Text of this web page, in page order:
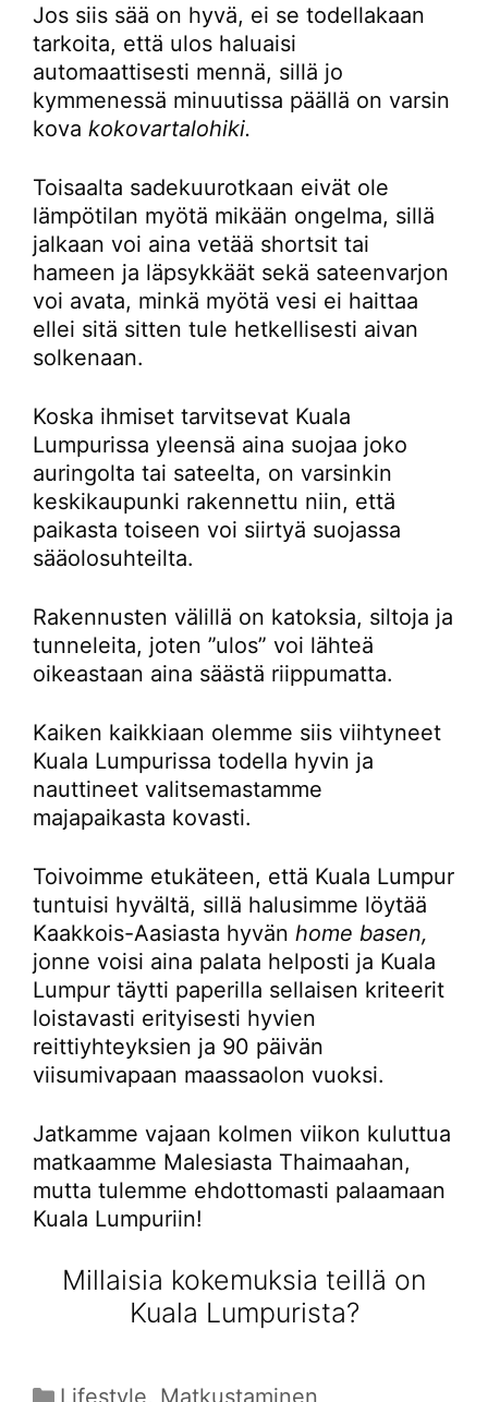
Jos siis sää on hyvä, ei se todellakaan
tarkoita, että ulos haluaisi
automaattisesti mennä, sillä jo
kymmenessä minuutissa päällä on varsin
kova kokovartalohiki.
Toisaalta sadekuurotkaan eivät ole
lämpötilan myötä mikään ongelma, sillä
jalkaan voi aina vetää shortsit tai
hameen ja läpsykkäät sekä sateenvarjon
voi avata, minkä myötä vesi ei haittaa
ellei sitä sitten tule hetkellisesti aivan
solkenaan.
Koska ihmiset tarvitsevat Kuala
Lumpurissa yleensä aina suojaa joko
auringolta tai sateelta, on varsinkin
keskikaupunki rakennettu niin, että
paikasta toiseen voi siirtyä suojassa
sääolosuhteilta.
Rakennusten välillä on katoksia, siltoja ja
tunneleita, joten ”ulos” voi lähteä
oikeastaan aina säästä riippumatta.
Kaiken kaikkiaan olemme siis viihtyneet
Kuala Lumpurissa todella hyvin ja
nauttineet valitsemastamme
majapaikasta kovasti.
Toivoimme etukäteen, että Kuala Lumpur
tuntuisi hyvältä, sillä halusimme löytää
Kaakkois-Aasiasta hyvän home basen,
jonne voisi aina palata helposti ja Kuala
Lumpur täytti paperilla sellaisen kriteerit
loistavasti erityisesti hyvien
reittiyhteyksien ja 90 päivän
viisumivapaan maassaolon vuoksi.
Jatkamme vajaan kolmen viikon kuluttua
matkaamme Malesiasta Thaimaahan,
mutta tulemme ehdottomasti palaamaan
Kuala Lumpuriin!
Millaisia kokemuksia teillä on
Kuala Lumpurista?
Kategoriat
Lifestyle, Matkustaminen